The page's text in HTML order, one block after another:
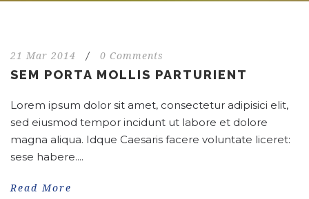
21 Mar 2014 / 0 Comments
SEM PORTA MOLLIS PARTURIENT
Lorem ipsum dolor sit amet, consectetur adipisici elit,
sed eiusmod tempor incidunt ut labore et dolore
magna aliqua. Idque Caesaris facere voluntate liceret:
sese habere....
Read More